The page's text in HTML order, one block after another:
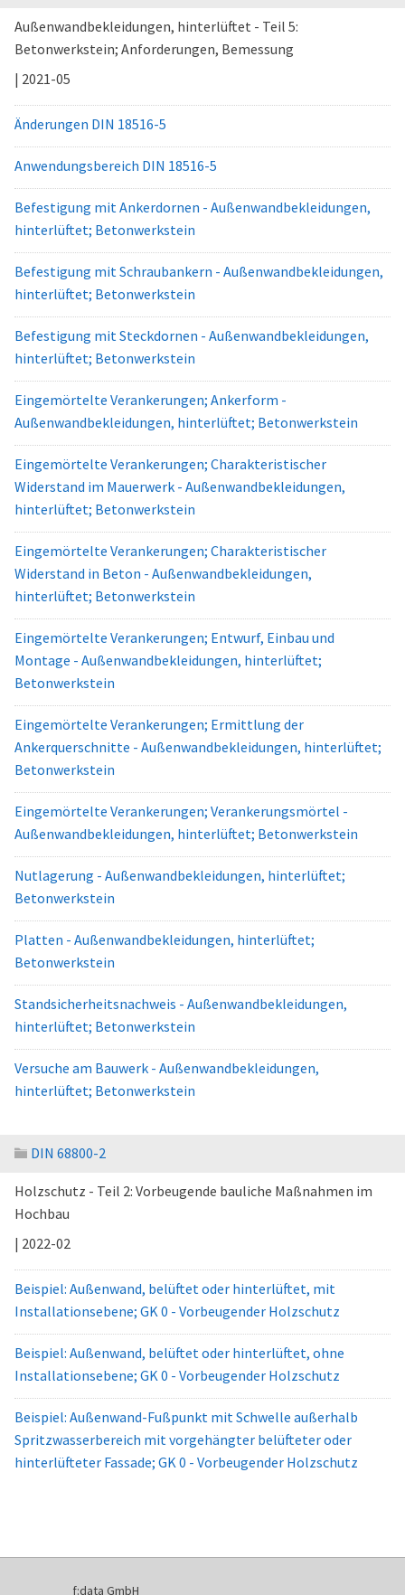
Außenwandbekleidungen, hinterlüftet - Teil 5:
Betonwerkstein; Anforderungen, Bemessung
| 2021-05
Änderungen DIN 18516-5
Anwendungsbereich DIN 18516-5
Befestigung mit Ankerdornen - Außenwandbekleidungen,
hinterlüftet; Betonwerkstein
Befestigung mit Schraubankern - Außenwandbekleidungen,
hinterlüftet; Betonwerkstein
Befestigung mit Steckdornen - Außenwandbekleidungen,
hinterlüftet; Betonwerkstein
Eingemörtelte Verankerungen; Ankerform -
Außenwandbekleidungen, hinterlüftet; Betonwerkstein
Eingemörtelte Verankerungen; Charakteristischer
Widerstand im Mauerwerk - Außenwandbekleidungen,
hinterlüftet; Betonwerkstein
Eingemörtelte Verankerungen; Charakteristischer
Widerstand in Beton - Außenwandbekleidungen,
hinterlüftet; Betonwerkstein
Eingemörtelte Verankerungen; Entwurf, Einbau und
Montage - Außenwandbekleidungen, hinterlüftet;
Betonwerkstein
Eingemörtelte Verankerungen; Ermittlung der
Ankerquerschnitte - Außenwandbekleidungen, hinterlüftet;
Betonwerkstein
Eingemörtelte Verankerungen; Verankerungsmörtel -
Außenwandbekleidungen, hinterlüftet; Betonwerkstein
Nutlagerung - Außenwandbekleidungen, hinterlüftet;
Betonwerkstein
Platten - Außenwandbekleidungen, hinterlüftet;
Betonwerkstein
Standsicherheitsnachweis - Außenwandbekleidungen,
hinterlüftet; Betonwerkstein
Versuche am Bauwerk - Außenwandbekleidungen,
hinterlüftet; Betonwerkstein
DIN 68800-2
Holzschutz - Teil 2: Vorbeugende bauliche Maßnahmen im
Hochbau
| 2022-02
Beispiel: Außenwand, belüftet oder hinterlüftet, mit
Installationsebene; GK 0 - Vorbeugender Holzschutz
Beispiel: Außenwand, belüftet oder hinterlüftet, ohne
Installationsebene; GK 0 - Vorbeugender Holzschutz
Beispiel: Außenwand-Fußpunkt mit Schwelle außerhalb
Spritzwasserbereich mit vorgehängter belüfteter oder
hinterlüfteter Fassade; GK 0 - Vorbeugender Holzschutz
f:data GmbH